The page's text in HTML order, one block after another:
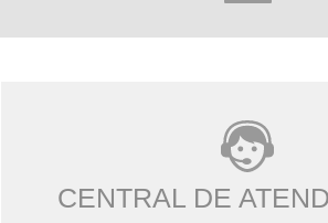
CENTRAL DE